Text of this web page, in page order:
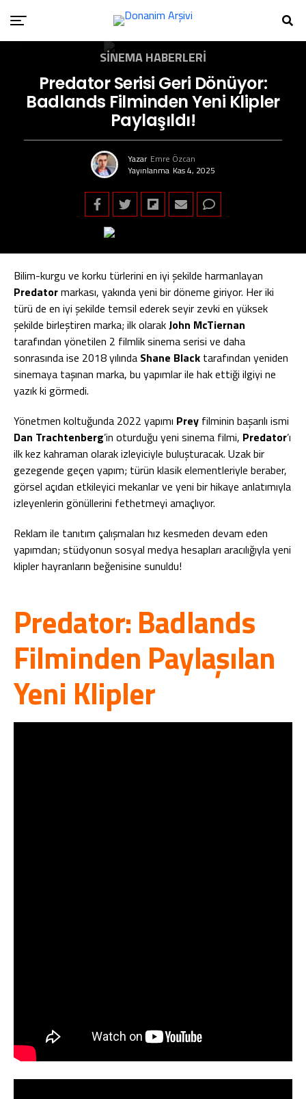
SINEMA HABERLERI
Predator Serisi Geri Dönüyor:
Badlands Filminden Yeni Klipler
Paylaşıldı!
Yazar Emre Özcan
Yayınlanma Kas 4, 2025
Bilim-kurgu ve korku türlerini en iyi şekilde harmanlayan
Predatormarkası, yakında yeni bir döneme giriyor. Her iki
türü de en iyi şekilde temsil ederek seyir zevki en yüksek
şekilde birleştiren marka; ilk olarakJohn McTiernan
tarafından yönetilen 2 filmlik sinema serisi ve daha
sonrasında ise 2018 yılında Shane Black tarafından yeniden
sinemaya taşınan marka, bu yapımlar ile hak ettiği ilgiyi ne
yazık ki görmedi.
Yönetmen koltuğunda 2022 yapımı Prey filminin başarılı ismi
Dan Trachtenberg’in oturduğu yeni sinema filmi, Predator’ı
ilk kez kahraman olarak izleyiciyle buluşturacak. Uzak bir
gezegende geçen yapım; türün klasik elementleriyle beraber,
görsel açıdan etkileyici mekanlar ve yeni bir hikaye anlatımıyla
izleyenlerin gönüllerini fethetmeyi amaçlıyor.
Reklam ile tanıtım çalışmaları hız kesmeden devam eden
yapımdan; stüdyonun sosyal medya hesapları aracılığıyla yeni
klipler hayranların beğenisine sunuldu!
Predator: Badlands
Filminden Paylaşılan
Yeni Klipler